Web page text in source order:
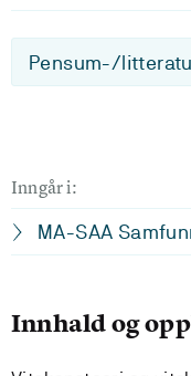
Pensum-/
Inngår i:
MA-SAA
Innhald og